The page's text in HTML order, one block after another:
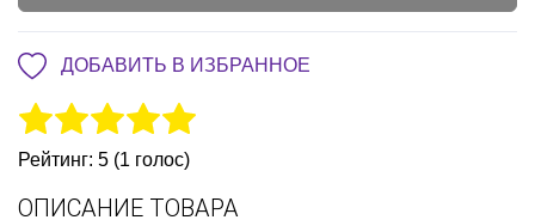
ДОБАВИТЬ В ИЗБРАННОЕ
Рейтинг: 5 (1 голос)
ОПИСАНИЕ ТОВАРА